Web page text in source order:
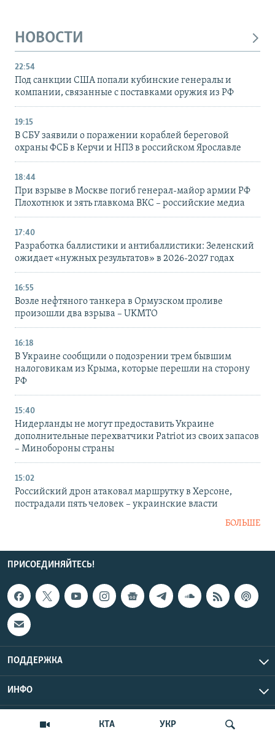
КТА УКР
НОВОСТИ
22:54
Под санкции США попали кубинские генералы и
компании, связанные с поставками оружия из РФ
19:15
В СБУ заявили о поражении кораблей береговой
охраны ФСБ в Керчи и НПЗ в российском Ярославле
18:44
При взрыве в Москве погиб генерал-майор армии РФ
Плохотнюк и зять главкома ВКС – российские медиа
17:40
Разработка баллистики и антибаллистики: Зеленский
ожидает «нужных результатов» в 2026-2027 годах
16:55
Возле нефтяного танкера в Ормузском проливе
произошли два взрыва – UKMTO
16:18
В Украине сообщили о подозрении трем бывшим
налоговикам из Крыма, которые перешли на сторону
РФ
15:40
Нидерланды не могут предоставить Украине
дополнительные перехватчики Patriot из своих запасов
– Минобороны страны
15:02
Российский дрон атаковал маршрутку в Херсоне,
пострадали пять человек – украинские власти
БОЛЬШЕ
ПРИСОЕДИНЯЙТЕСЬ!
ПОДДЕРЖКА
ИНФО
Copyright Крым.Реалии, 2026 | Все права защищены.
UTC+3